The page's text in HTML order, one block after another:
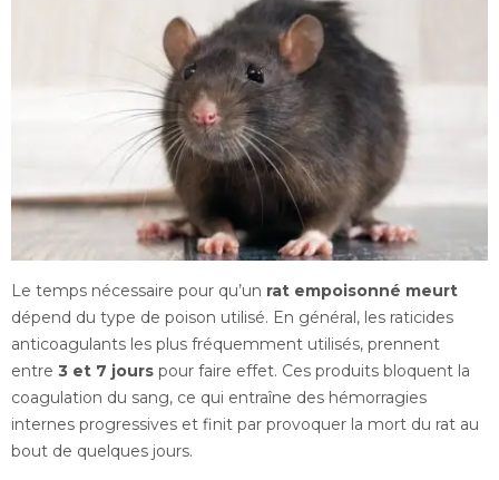
Le temps nécessaire pour qu’un rat empoisonné meurt
dépend du type de poison utilisé. En général, les raticides
anticoagulants les plus fréquemment utilisés, prennent
entre 3 et 7 jours pour faire effet. Ces produits bloquent la
coagulation du sang, ce qui entraîne des hémorragies
internes progressives et finit par provoquer la mort du rat au
bout de quelques jours.